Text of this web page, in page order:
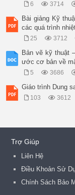
6 3714
Bài giảng Kỹ
các quá trình
25 3712
Bản vẽ kỹ thuật
ước cơ bản về
5 3686
Giáo trình Dung
103 3612
Trợ Giúp
Liên Hệ
Điều Khoản Sử
Chính Sách Bảo